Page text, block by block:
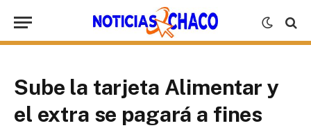
Sube la tarjeta Alimentar y
el extra se pagará a fines